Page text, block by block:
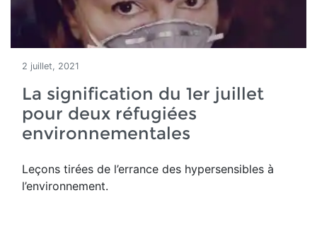
2 juillet, 2021
La signification du 1er juillet
pour deux réfugiées
environnementales
Leçons tirées de l’errance des hypersensibles à
l’environnement.